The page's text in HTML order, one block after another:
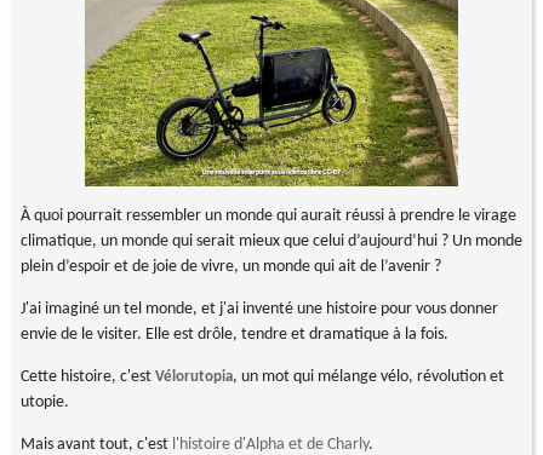
À quoi pourrait ressembler un monde qui aurait réussi à prendre le virage
climatique, un monde qui serait mieux que celui d’aujourd’hui ? Un monde
plein d’espoir et de joie de vivre, un monde qui ait de l’avenir ?
J'ai imaginé un tel monde, et j'ai inventé une histoire pour vous donner
envie de le visiter. Elle est drôle, tendre et dramatique à la fois.
Cette histoire, c'est Vélorutopia, un mot qui mélange vélo, révolution et
utopie.
Mais avant tout, c'est l'histoire d'Alpha et de Charly.